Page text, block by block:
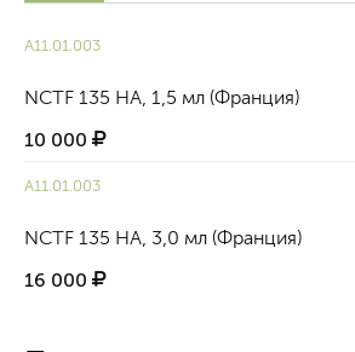
А11.01.003
NCTF 135 НА, 1,5 мл (Франция)
10 000
А11.01.003
NCTF 135 НА, 3,0 мл (Франция)
16 000